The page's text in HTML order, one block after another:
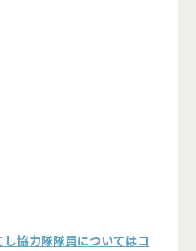
協力隊隊員についてはコ